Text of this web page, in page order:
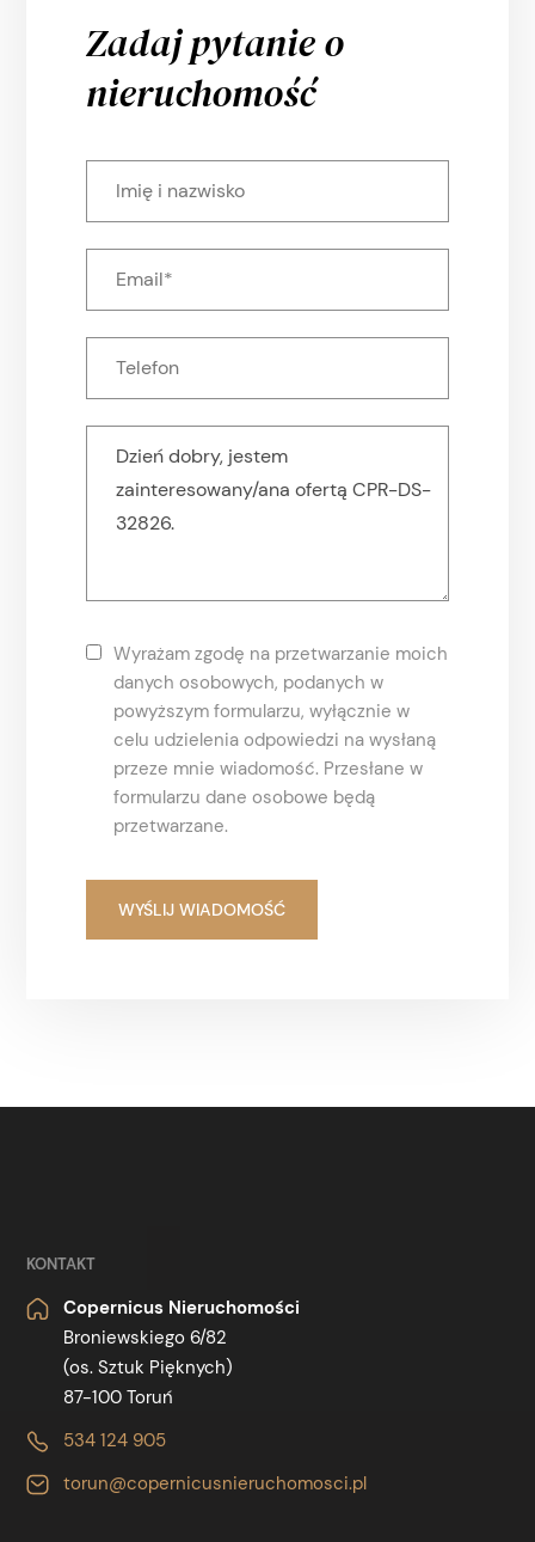
Zadaj pytanie o
nieruchomość
Wyrażam zgodę na przetwarzanie moich
danych osobowych, podanych w
powyższym formularzu, wyłącznie w
celu udzielenia odpowiedzi na wysłaną
przeze mnie wiadomość. Przesłane w
formularzu dane osobowe będą
przetwarzane.
KONTAKT
Copernicus Nieruchomości
Broniewskiego 6/82
(os. Sztuk Pięknych)
87-100 Toruń
534 124 905
torun@copernicusnieruchomosci.pl